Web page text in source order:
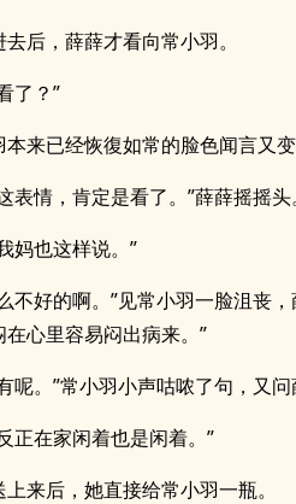
后，薛薛才看向常小羽。
了？”
本来已经恢復如常的脸色闻言又变
表情，肯定是看了。”薛薛摇摇
妈也这样说。”
不好的啊。”见常小羽一脸沮丧
心里容易闷出病来。”
呢。”常小羽小声咕哝了句，又
正在家闲着也是闲着。”
来后，她直接给常小羽一瓶。